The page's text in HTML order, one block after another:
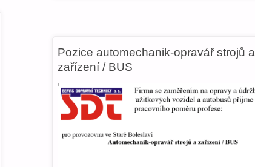
Pozice automechanik-opravář strojů a
zařízení / BUS